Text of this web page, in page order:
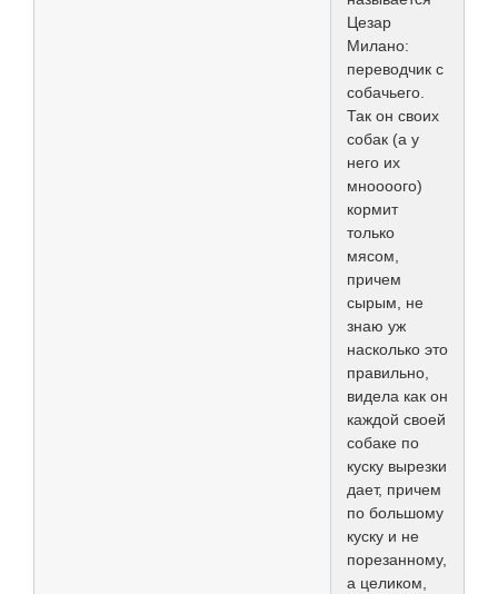
Цезар
Милано:
переводчик с
собачьего.
Так он своих
собак (а у
него их
мноооого)
кормит
только
мясом,
причем
сырым, не
знаю уж
насколько это
правильно,
видела как он
каждой своей
собаке по
куску вырезки
дает, причем
по большому
куску и не
порезанному,
а целиком,